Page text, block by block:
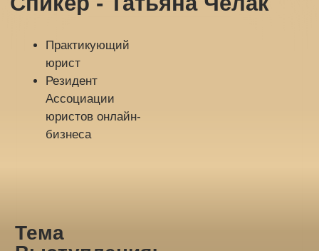
ПУТЕВКИ НА
БУХГАЛТЕРСКУЮ
ПЕРЕЗАГРУЗКУ В
ГРУЗИЮ,
ПОДРОБНОСТИ В
ПРЯМОМ ЭФИРЕ!